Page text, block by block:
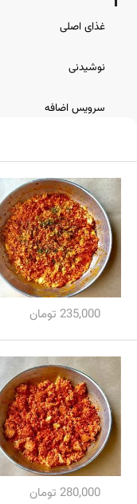
غذای اصلی
نوشیدنی
سرویس اضافه
235,000 تومان
280,000 تومان